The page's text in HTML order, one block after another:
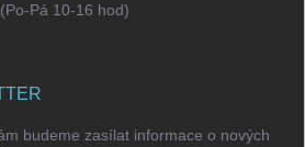
Pá 10-16 hod)
budeme zasílat informace o nových